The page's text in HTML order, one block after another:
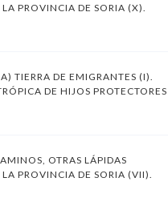
PROVINCIA DE SORIA (X).
TIERRA DE EMIGRANTES (I).
DE HIJOS PROTECTORES
OTRAS LÁPIDAS
LA PROVINCIA DE SORIA (VII).